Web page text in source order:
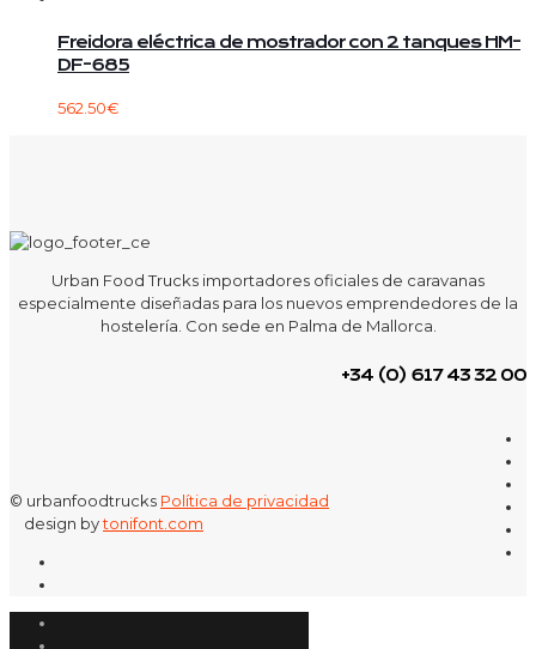
Freidora eléctrica de mostrador con 2 tanques HM-
DF-685
562.50€
Urban Food Trucks importadores oficiales de caravanas
especialmente diseñadas para los nuevos emprendedores de la
hostelería. Con sede en Palma de Mallorca.
+34 (0) 617 43 32 00
© urbanfoodtrucks Política de privacidad
design bytonifont.com